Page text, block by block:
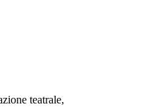
teatrale,